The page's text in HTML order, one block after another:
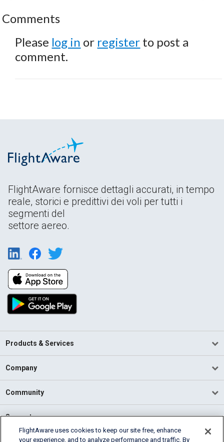
Comments
Please log in or register to post a
comment.
FlightAware fornisce dettagli accurati, in tempo
reale, storici e predittivi dei voli per tutti i
segmenti del
settore aereo.
Products & Services
Company
Community
Support
FlightAware uses cookies to keep our site free, enhance
your experience, and to analyze performance and traffic. By